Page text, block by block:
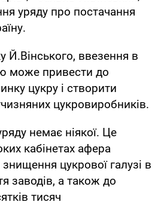
уряду про постачання
Й.Вінського, ввезення в
може привести до
цукру і створити
цукровиробників.
немає ніякої. Це
кабінетах афера
цукрової галузі в
заводів, а також до
тисяч